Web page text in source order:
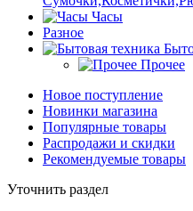
Часы
Разное
Прочее
Новое поступление
Новинки магазина
Популярные товары
Распродажи и скидки
Рекомендуемые товары
Уточнить раздел